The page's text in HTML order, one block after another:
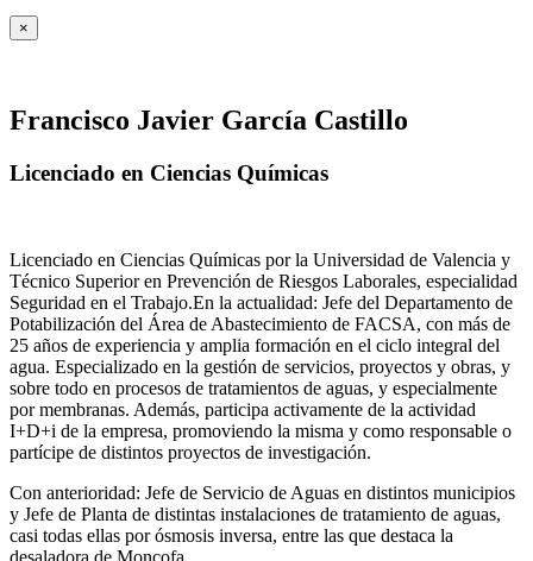
×
Francisco Javier García Castillo
Licenciado en Ciencias Químicas
Licenciado en Ciencias Químicas por la Universidad de Valencia y
Técnico Superior en Prevención de Riesgos Laborales, especialidad
Seguridad en el Trabajo.En la actualidad: Jefe del Departamento de
Potabilización del Área de Abastecimiento de FACSA, con más de
25 años de experiencia y amplia formación en el ciclo integral del
agua. Especializado en la gestión de servicios, proyectos y obras, y
sobre todo en procesos de tratamientos de aguas, y especialmente
por membranas. Además, participa activamente de la actividad
I+D+i de la empresa, promoviendo la misma y como responsable o
partícipe de distintos proyectos de investigación.
Con anterioridad: Jefe de Servicio de Aguas en distintos municipios
y Jefe de Planta de distintas instalaciones de tratamiento de aguas,
casi todas ellas por ósmosis inversa, entre las que destaca la
desaladora de Moncofa.